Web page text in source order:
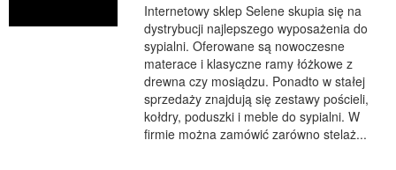
Zajęcia Sportowe i Rekreacyjne
Restauracje, Catering
Internetowy sklep Selene skupia się na
dystrybucji najlepszego wyposażenia do
sypialni. Oferowane są nowoczesne
materace i klasyczne ramy łóżkowe z
drewna czy mosiądzu. Ponadto w stałej
sprzedaży znajdują się zestawy pościeli,
kołdry, poduszki i meble do sypialni. W
firmie można zamówić zarówno stelaż...